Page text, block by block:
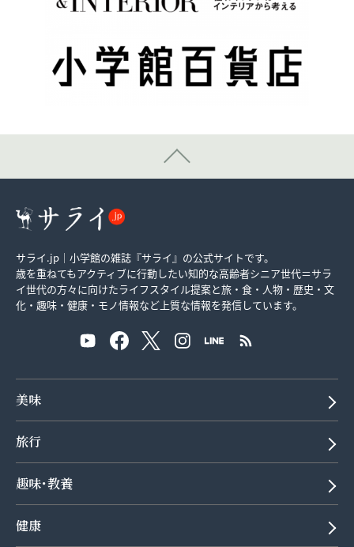
サライ.jp｜小学館の雑誌『サライ』の公式サイトです。
歳を重ねてもアクティブに行動したい知的な高齢者シニア世代＝サラ
イ世代の方々に向けたライフスタイル提案と旅・食・人物・歴史・文
化・趣味・健康・モノ情報など上質な情報を発信しています。
美味
旅行
趣味･教養
健康